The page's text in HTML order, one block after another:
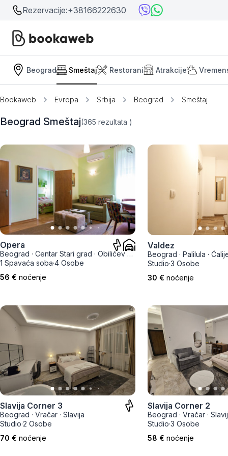
Rezervacije:+38166222630
Srbija
Bosna i Hercegovina
Crna Gora
Srbija
Niš
Srebrno jezero
Smederevo
Čačak
Pančevo
Paraćin
Kikinda
Srbobran
Inđija
Ruma
Sremski Karlovci
Beograd Smeštaj Restorani Atrakcije
Bookaweb Evropa Srbija Beograd Smeštaj
Beograd Smeštaj(365 rezultata )
Opera
Beograd · Centar Stari grad · Obilićev venac
1 Spavaća soba·4 Osobe
56 € noćenje
Valdez
Beograd · Palilula ·
Studio·3 Osobe
30 € noćenje
Slavija Corner 3
Beograd · Vračar · Slavija
Studio·2 Osobe
70 € noćenje
Slavija Corner 2
Beograd · Vračar ·
Studio·3 Osobe
58 € noćenje